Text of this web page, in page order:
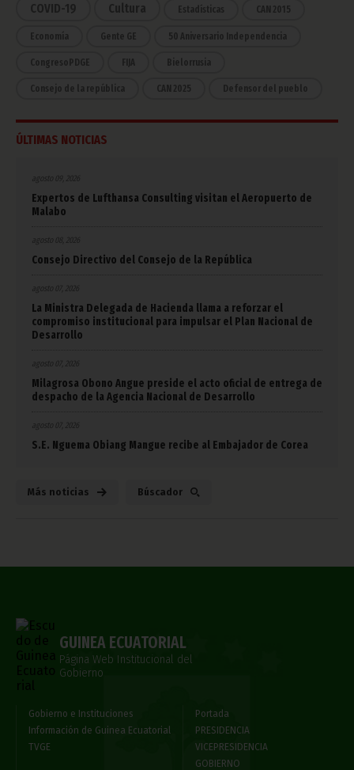
COVID-19 Cultura Estadísticas CAN 2015
Economía Gente GE 50 Aniversario Independencia
CongresoPDGE FIJA Bielorrusia
Consejo de la república CAN 2025 Defensor del pueblo
ÚLTIMAS NOTICIAS
agosto 09, 2026
Expertos de Lufthansa Consulting visitan el Aeropuerto de
Malabo
Consejo Directivo del Consejo de la República
agosto 07, 2026
La Ministra Delegada de Hacienda llama a reforzar el
compromiso institucional para impulsar el Plan Nacional de
Desarrollo
agosto 07, 2026
Milagrosa Obono Angue preside el acto oficial de entrega de
despacho de la Agencia Nacional de Desarrollo
agosto 07, 2026
S.E. Nguema Obiang Mangue recibe al Embajador de Corea
Más noticias Búscador
GUINEA ECUATORIAL
Página Web Institucional del
Gobierno
Gobierno e Instituciones
Información de Guinea Ecuatorial
TVGE
Portada
PRESIDENCIA
VICEPRESIDENCIA
GOBIERNO